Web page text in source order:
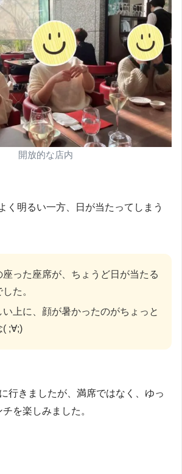
開放的な店内
く明るい一方、日が当たってしまう
座った座席が、ちょうど日が当たる
た。
い上に、顔が暑かったのがちょっと
( ;∀;)
行きましたが、満席ではなく、ゆっ
を楽しみました。